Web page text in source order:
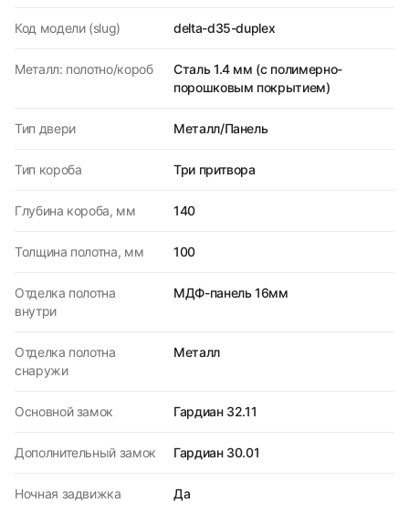
Код модели (slug) delta-d35-duplex
Металл: полотно/короб
Сталь 1.4 мм (с полимерно-
порошковым покрытием)
Тип двери Металл/Панель
Тип короба Три притвора
Глубина короба, мм 140
Толщина полотна, мм 100
Отделка полотна
внутри
МДФ-панель 16мм
Отделка полотна
снаружи
Металл
Основной замок Гардиан 32.11
Дополнительный замок Гардиан 30.01
Ночная задвижка Да